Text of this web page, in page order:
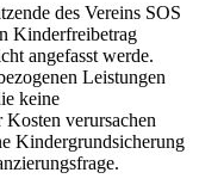
des Vereins SOS
Kinderfreibetrag
angefasst werde.
Leistungen
keine
verursachen
Kindergrundsicherung